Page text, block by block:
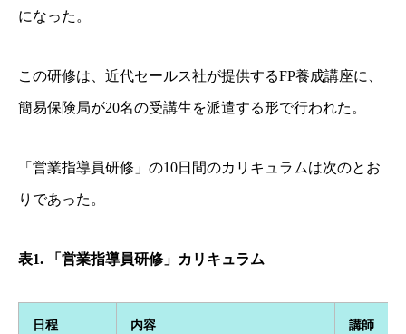
になった。
この研修は、近代セールス社が提供するFP養成講座に、
簡易保険局が20名の受講生を派遣する形で行われた。
「営業指導員研修」の10日間のカリキュラムは次のとお
りであった。
表1. 「営業指導員研修」カリキュラム
日程 内容 講師